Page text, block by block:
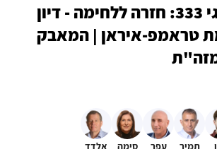
פודקאסטרטגי 333: חזרה ללחימה - דיון
טראמפ-איראן | המאבק
תמיר
עפר
סימה
אלדד